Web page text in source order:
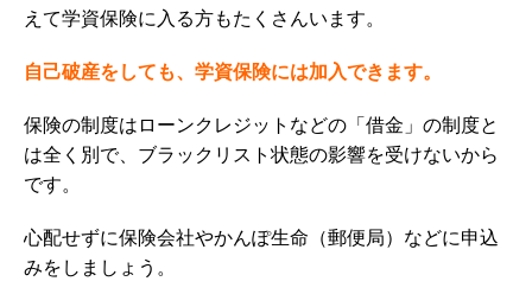
えて学資保険に入る方もたくさんいます。
自己破産をしても、学資保険には加入できます。
保険の制度はローンクレジットなどの「借金」の制度と
は全く別で、ブラックリスト状態の影響を受けないから
です。
心配せずに保険会社やかんぽ生命（郵便局）などに申込
みをしましょう。